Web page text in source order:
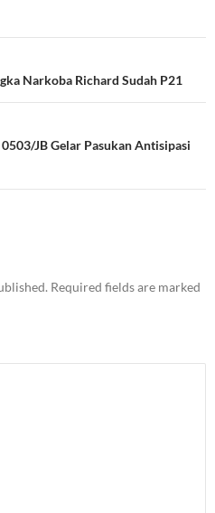
Narkoba Richard Sudah P21
JB Gelar Pasukan Antisipasi
Required fields are marked